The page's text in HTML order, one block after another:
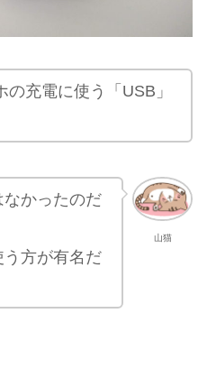
の充電に使う「USB」
山猫
なかったのだ
方が有名だ